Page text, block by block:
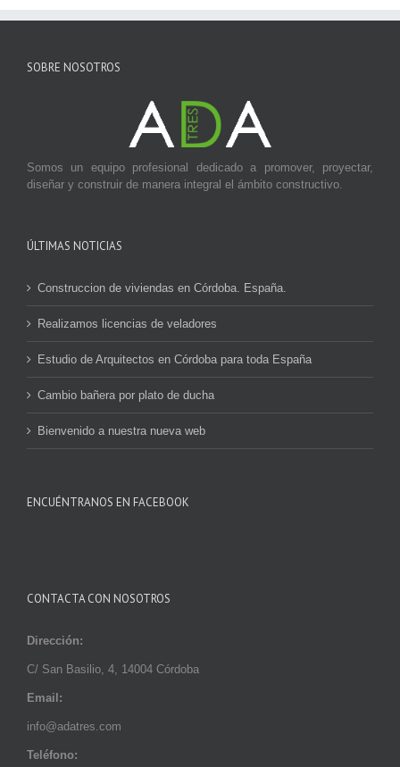
SOBRE NOSOTROS
Somos un equipo profesional dedicado a promover, proyectar,
diseñar y construir de manera integral el ámbito constructivo.
ÚLTIMAS NOTICIAS
Construccion de viviendas en Córdoba. España.
Realizamos licencias de veladores
Estudio de Arquitectos en Córdoba para toda España
Cambio bañera por plato de ducha
Bienvenido a nuestra nueva web
ENCUÉNTRANOS EN FACEBOOK
CONTACTA CON NOSOTROS
Dirección:
C/ San Basilio, 4, 14004 Córdoba
Email:
info@adatres.com
Teléfono: